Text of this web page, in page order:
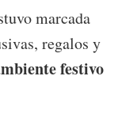
marcada
regalos y
festivo